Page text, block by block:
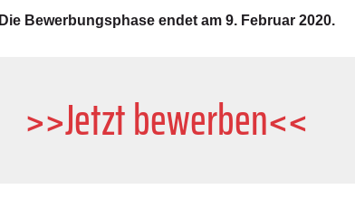
Die Bewerbungsphase endet am 9. Februar 2020.
>>Jetzt bewerben<<